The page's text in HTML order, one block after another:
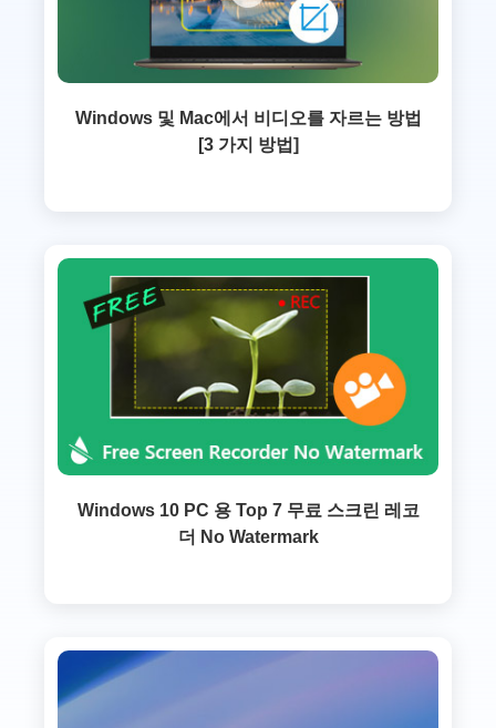
Windows 및 Mac에서 비디오를 자르는 방법
[3 가지 방법]
Windows 10 PC 용 Top 7 무료 스크린 레코
더 No Watermark